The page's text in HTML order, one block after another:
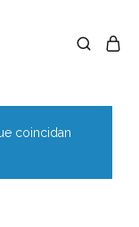
coincidan